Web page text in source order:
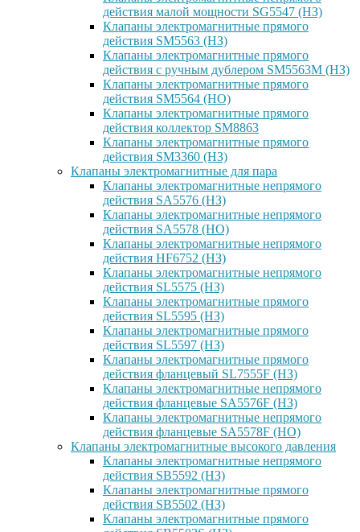
действия малой мощности SG5547 (НЗ)
Клапаны электромагнитные прямого
действия SM5563 (НЗ)
Клапаны электромагнитные прямого
действия с ручным дублером SM5563M (НЗ)
Клапаны электромагнитные прямого
действия SM5564 (НО)
Клапаны электромагнитные прямого
дейcтвия коллектор SM8863
Клапаны электромагнитные прямого
действия SM3360 (НЗ)
Клапаны электромагнитные для пара
Клапаны электромагнитные непрямого
действия SA5576 (НЗ)
Клапаны электромагнитные непрямого
действия SA5578 (НО)
Клапаны электромагнитные непрямого
действия HF6752 (НЗ)
Клапаны электромагнитные непрямого
действия SL5575 (НЗ)
Клапаны электромагнитные прямого
действия SL5595 (НЗ)
Клапаны электромагнитные прямого
действия SL5597 (НЗ)
Клапаны электромагнитные прямого
действия фланцевый SL7555F (НЗ)
Клапаны электромагнитные непрямого
действия фланцевые SA5576F (НЗ)
Клапаны электромагнитные непрямого
действия фланцевые SA5578F (НО)
Клапаны электромагнитные высокого давления
Клапаны электромагнитные непрямого
действия SB5592 (НЗ)
Клапаны электромагнитные прямого
действия SB5502 (НЗ)
Клапаны электромагнитные прямого